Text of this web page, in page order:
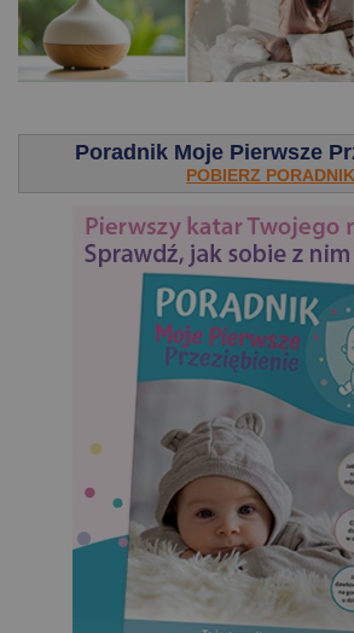
Poradnik Moje Pierwsze
POBIERZ PORADNIK